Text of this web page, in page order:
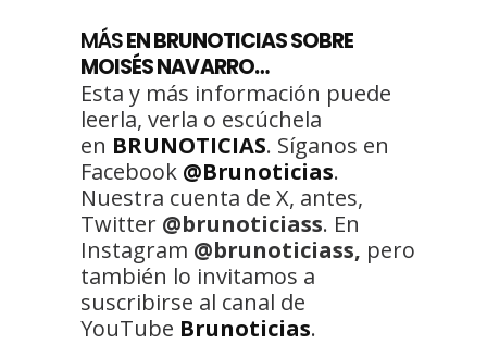
MÁSEN BRUNOTICIAS SOBRE
MOISÉS NAVARRO…
Esta y más información puede
leerla, verla o escúchela
en BRUNOTICIAS. Síganos en
Facebook @Brunoticias.
Nuestra cuenta de X, antes,
Twitter @brunoticiass. En
Instagram @brunoticiass, pero
también lo invitamos a
suscribirse al canal de
YouTube Brunoticias.